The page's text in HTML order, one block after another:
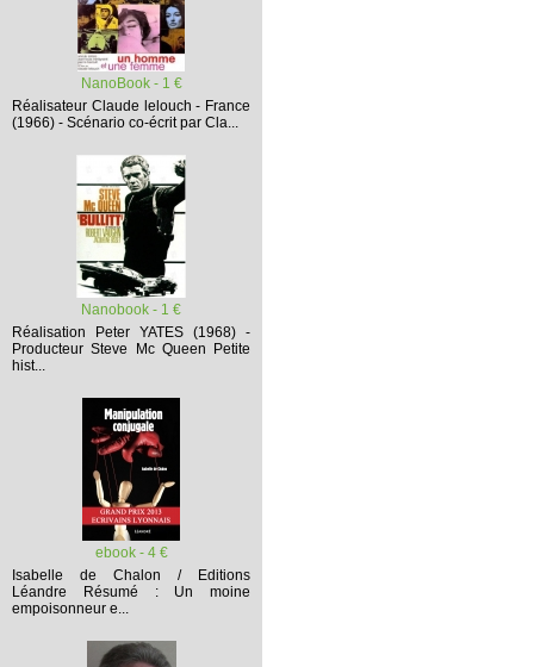
NanoBook - 1 €
Réalisateur Claude lelouch - France
(1966) - Scénario co-écrit par Cla...
Nanobook - 1 €
Réalisation Peter YATES (1968) -
Producteur Steve Mc Queen
Petite
hist...
ebook - 4 €
Isabelle de Chalon / Editions
Léandre
Résumé :
Un moine
empoisonneur e...